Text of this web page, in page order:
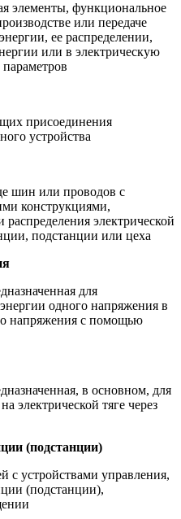
элементы, функциональное
или передаче
ее распределении,
или в электрическую
присоединения
устройства
шин или проводов с
конструкциями,
распределения электрической
подстанции или цеха
для
одного напряжения в
напряжения с помощью
в основном, для
электрической тяге через
(подстанции)
с устройствами управления,
(подстанции),